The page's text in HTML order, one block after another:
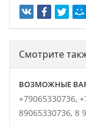
Смотрите
ВОЗМОЖНЫЕ
+79065330736,
89065330736, 8